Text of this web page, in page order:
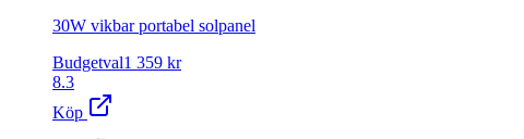
30W vikbar portabel solpanel
Budgetval1 359 kr
8.3
Köp